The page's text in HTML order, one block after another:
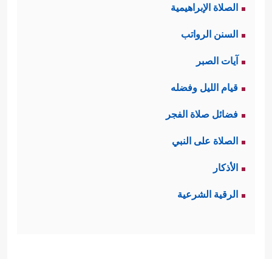
الصلاة الإبراهيمية
السنن الرواتب
آيات الصبر
قيام الليل وفضله
فضائل صلاة الفجر
الصلاة على النبي
الأذكار
الرقية الشرعية